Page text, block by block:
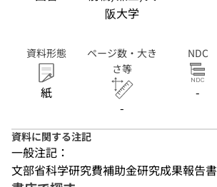
阪大学
資料形態
紙
ページ数・大き
さ等
-
NDC
-
資料に関する注記
一般注記：
文部省科学研究費補助金研究成果報告書